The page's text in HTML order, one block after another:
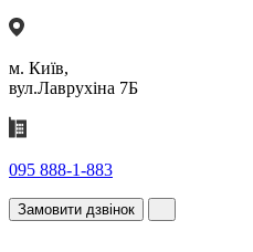
м. Київ,
вул.Лаврухіна 7Б
095 888-1-883
Замовити дзвінок